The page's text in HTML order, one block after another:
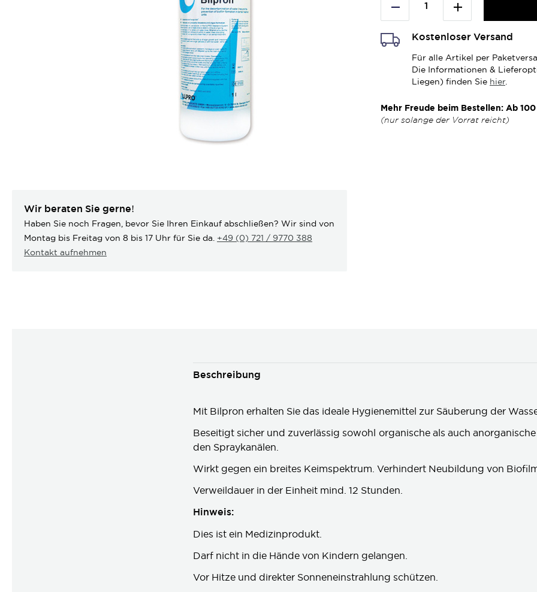
Wir beraten Sie gerne!
Haben Sie noch Fragen, bevor Sie Ihren Einkauf abschließen? Wir sind von
Montag bis Freitag von 8 bis 17 Uhr für Sie da. +49 (0) 721 / 9770 388
Kontakt aufnehmen
Kostenloser Versand
Für alle Artikel per
Die Informationen &
Liegen) finden Sie hier.
Mehr Freude beim Bestellen: Ab
(nur solange der Vorrat reicht)
Beschreibung
Mit Bilpron erhalten Sie das ideale Hygienemittel zur Säuberung der
Beseitigt sicher und zuverlässig sowohl organische als auch
den Spraykanälen.
Wirkt gegen ein breites Keimspektrum. Verhindert Neubildung von
Verweildauer in der Einheit mind. 12 Stunden.
Hinweis:
Dies ist ein Medizinprodukt.
Darf nicht in die Hände von Kindern gelangen.
Vor Hitze und direkter Sonneneinstrahlung schützen.